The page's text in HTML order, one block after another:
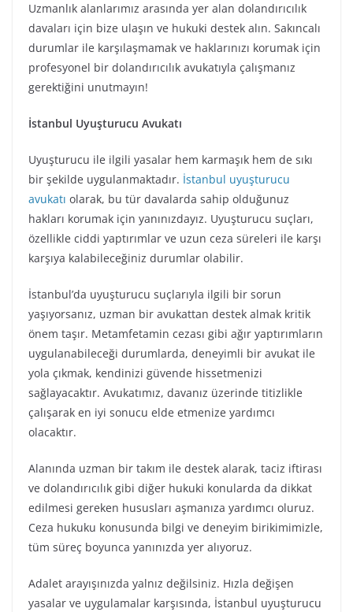
Uzmanlık alanlarımız arasında yer alan dolandırıcılık
davaları için bize ulaşın ve hukuki destek alın. Sakıncalı
durumlar ile karşılaşmamak ve haklarınızı korumak için
profesyonel bir dolandırıcılık avukatıyla çalışmanız
gerektiğini unutmayın!
İstanbul Uyuşturucu Avukatı
Uyuşturucu ile ilgili yasalar hem karmaşık hem de sıkı
bir şekilde uygulanmaktadır. İstanbul uyuşturucu
avukatı olarak, bu tür davalarda sahip olduğunuz
hakları korumak için yanınızdayız. Uyuşturucu suçları,
özellikle ciddi yaptırımlar ve uzun ceza süreleri ile karşı
karşıya kalabileceğiniz durumlar olabilir.
İstanbul’da uyuşturucu suçlarıyla ilgili bir sorun
yaşıyorsanız, uzman bir avukattan destek almak kritik
önem taşır. Metamfetamin cezası gibi ağır yaptırımların
uygulanabileceği durumlarda, deneyimli bir avukat ile
yola çıkmak, kendinizi güvende hissetmenizi
sağlayacaktır. Avukatımız, davanız üzerinde titizlikle
çalışarak en iyi sonucu elde etmenize yardımcı
olacaktır.
Alanında uzman bir takım ile destek alarak, taciz iftirası
ve dolandırıcılık gibi diğer hukuki konularda da dikkat
edilmesi gereken hususları aşmanıza yardımcı oluruz.
Ceza hukuku konusunda bilgi ve deneyim birikimimizle,
tüm süreç boyunca yanınızda yer alıyoruz.
Adalet arayışınızda yalnız değilsiniz. Hızla değişen
yasalar ve uygulamalar karşısında, İstanbul uyuşturucu